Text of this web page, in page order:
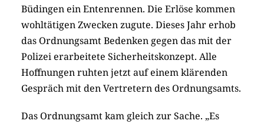
Büdingen ein Entenrennen. Die Erlöse kommen
wohltätigen Zwecken zugute. Dieses Jahr erhob
das Ordnungsamt Bedenken gegen das mit der
Polizei erarbeitete Sicherheitskonzept. Alle
Hoffnungen ruhten jetzt auf einem klärenden
Gespräch mit den Vertretern des Ordnungsamts.
Das Ordnungsamt kam gleich zur Sache. „Es